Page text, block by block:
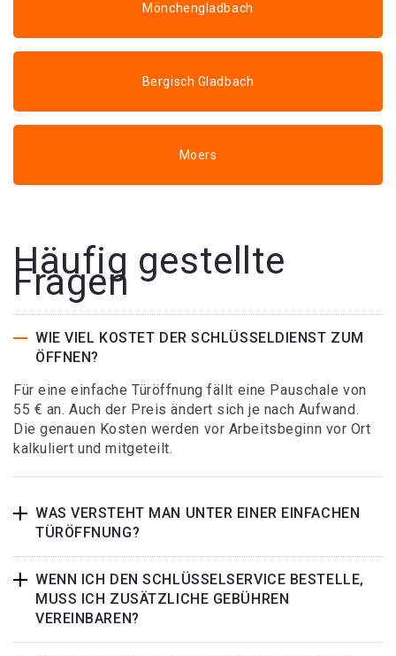
Mönchengladbach
Bergisch Gladbach
Moers
Häufig gestellte
Fragen
WIE VIEL KOSTET DER SCHLÜSSELDIENST ZUM
ÖFFNEN?
Für eine einfache Türöffnung fällt eine Pauschale von
55 € an. Auch der Preis ändert sich je nach Aufwand.
Die genauen Kosten werden vor Arbeitsbeginn vor Ort
kalkuliert und mitgeteilt.
WAS VERSTEHT MAN UNTER EINER EINFACHEN
TÜRÖFFNUNG?
WENN ICH DEN SCHLÜSSELSERVICE BESTELLE,
MUSS ICH ZUSÄTZLICHE GEBÜHREN
VEREINBAREN?